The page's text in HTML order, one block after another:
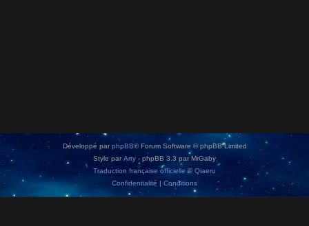
Développé par phpBB® Forum Software © phpBB Limited
Style parArty - phpBB 3.3 par MrGaby
Traduction française officielle ©Qiaeru
Confidentialité | Conditions